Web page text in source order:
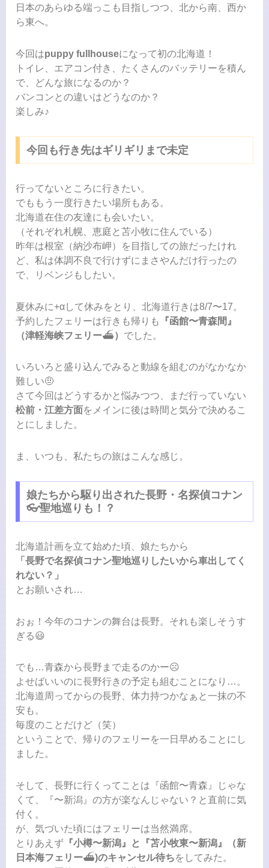
日本のあらゆる端っこも目指しつつ、北から南、西か
ら東へ。
今回はpuppy fullhouseになって初の北海道！
トイレ、エアコン付き、たくさんのバッテリーを積ん
で、どんな旅になるのか？
バンコンとの違いはどうなのか？
楽しみ♪
今回も行き先はギリギリまで未定
行ってないところに行きたい。
でももう一度行きたい場所もある。
北海道在住の友達にも会いたい。
（それぞれ札幌、恵庭と苫小牧に住んでいる）
昨年は根室（納沙布岬）を目指しての旅だったけれ
ど、私は体調不良で行けずにまさやんだけ行ったの
で、リベンジもしたい。
夏休みに+αして休みをとり、北海道行きは8/7〜17。
予約したフェリーは行きも帰りも
『函館〜青森間』
（津軽海峡フェリー⛴️） でした。
いろいろと盛り込んでみると動線を組むのがなかなか
難しい🤨
さて今回はどうするかと悩みつつ、まだ行っていない
松前・江差方面をメインに後は時間と気分で決めるこ
とにしました。
ま、いつも、私たちの旅はこんな感じ。
娘たちから駆り出された長野・名探偵コナン
👓聖地巡りも！？
北海道計画を立て始めた頃、娘たちから
「長野で名探偵コナン聖地巡りしたいから車出してく
れない？」
とお願いされ…
おぉ！今年のコナンの舞台は長野。それも楽しそうす
ぎる😃
でも…青森から長野まで走るのかー☹️
よせばいいのに長野行きの予定も組むことになり…。
北海道周ってからの長野、体力持つかなぁと一抹の不
安も。
毎度のことだけど（笑）
ということで、帰りのフェリーを一日早めることにし
ました。
そして、長野に行くってことは『函館〜青森』じゃな
くて、『〜新潟』の方が楽なんじゃない？と直前に気
付く。
が、気づいた頃にはフェリーは当然満席。
とりあえず 『小樽〜新潟』と『苫小牧東〜新潟』（新
日本海フェリー⛴️)のキャンセル待ちをしてみた。